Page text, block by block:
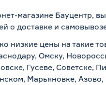
магазине Бауцентр,
о доставке и
низкие цены на такие
Омску,
Гусеве, Советске,
Марьяновке, Азово,